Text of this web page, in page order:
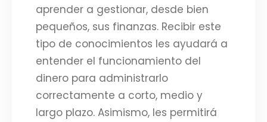
aprender a gestionar, desde bien
pequeños, sus finanzas. Recibir este
tipo de conocimientos les ayudará a
entender el funcionamiento del
dinero para administrarlo
correctamente a corto, medio y
largo plazo. Asimismo, les permitirá